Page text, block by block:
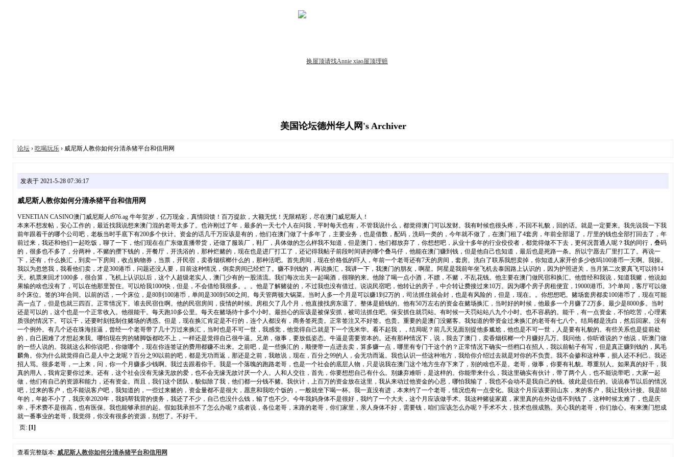
美国论坛德州华人网's Archiver
论坛› 吃喝玩乐› 威尼斯人教你如何分清杀猪平台和信用网
发表于 2021-5-28 07:36:17
威尼斯人教你如何分清杀猪平台和信用网
VENETIAN CASINO澳门威尼斯人t976.ag 牛年贺岁，亿万现金，真情回馈！百万提款，大额无忧！无限精彩，尽在澳门威尼斯人！
本来不想发帖，安心工作的，最近找我说想来澳门混的老哥太多了。也许刚过了年，最多的一天七个人在问我，平时每天也有，不管我说什么，都觉得澳门可以发财。我有时候也很头疼，不回不礼貌，回的话。就是一定要来。我先说我一下我
前年跟着干的哪个公司吧，老板当时手底下有200多个伙计。资金的话几千万应该是有的，他们在澳门做了十多年了，主要业务，也是借数，配码，洗码一类的，今年就不做了，在澳门租了4套房，年前全部退了，厅里的钱也全部打回去了，年
前过来，我还和他们一起吃饭，聊了一下，他们现在在广东做直播带货，还做了服装厂，鞋厂，具体做的怎么样我不知道，但是澳门，他们都放弃了，你想想吧，从业十多年的行业佼佼者，都觉得做不下去，更何况普通人呢？我的同行，叠码
的，很多也不多了，分两种，不赌的攒下钱的，开餐厅，开洗浴的，那种烂赌的，现在也是进厂打工了，还记得我帖子前段时间讲的哪个叠马仔，他能在澳门赚到钱，但是他自己也知道，最后也是死路一条。所以宁愿去厂里打工了。再说一
下，还有，什么换汇，到卖一下房间，收点购物券，当票，开民宿，卖香烟槟榔什么的，那种活吧。首先房间，现在价格低的吓人，年前一个老哥还有7天的房间，套房。洗白了联系我想卖掉，你知道人家开价多少收吗100港币一天啊。我操。
我以为忽悠我，我看他们卖，才是300港币，问题还没人要，目前这种情况，倒卖房间已经烂了。赚不到钱的，再说换汇，我讲一下，我澳门的朋友，啊星。阿星是我前年坐飞机去泰国路上认识的，因为护照进关，当月第二次要真飞可以待14
天。机票来回才1000多，很合算，飞机上认识以后，这个人超级老实人，澳门少有的一股清流。我们每次出关一起喝酒，很聊的来。他除了喝一点小酒，不嫖，不赌，不乱花钱。他主要在澳门做民宿和换汇。他曾经和我说，知道我赌，他说如
果输的啥也没有了，可以在他那里暂住。可以给我1000快，但是，不会借给我很多。。。他是了解赌徒的，不过我也没有借过。说说民宿吧，他转让的房子，中介转让费接过来10万。因为哪个房子房租便宜，19000港币。3个单间，客厅可以做
8个床位。签的3年合同。以前的话，一个床位，是80到100港币，单间是300到500之间。每天管两顿大锅菜。当时人多一个月是可以赚1到2万的，司法抓住就会封，也是有风险的，但是，现在。。你想想吧。赌场套房都卖100港币了，现在可能
高一点了，但是也就三四百。正常情况下。谁去民宿住啊。他的民宿房间，疫情的时候。房租欠了几个月，他直接找房东退了。整体是赔钱的。他有50万左右的资金在赌场换汇，当时好的时候，他最多一个月赚了2万多。最少是8000多。当时
还是可以的，这个也是一个正常收入。他很能干。每天跑10多公里。每天在赌场待十多个小时。最担心的应该是被保安抓，被司法抓住吧。保安抓住就罚站。有时候一天罚站站八九个小时。也不容易的。能干，有一点资金，不怕吃苦，心理素
质强的情况下。可以干，还要时刻抵制住赌场的诱惑。但是，现在换汇肯定是不行的，连个人都没有，商务签死贵。正常签注又不好签。也贵。重要的是澳门没赌客。我知道的带资金过来换汇的老哥有七八个。结局都是洗白，然后回家。没有
一个例外。有几个还在珠海挂逼，曾经一个老哥带了几十万过来换汇，当时也是不可一世，我感觉，他觉得自己就是下一个洗米华。看不起我，，结局呢？前几天见面别提他多尴尬，他也是不可一世，人是要有礼貌的。有些关系也是提前处
的，自己困难了才想起来我。哪怕现在穷的猪脚饭都吃不上，一样还是觉得自己很牛逼。兄弟，做事，要放低姿态。牛逼是需要资本的。还有那种情况下，说，我去了澳门，卖香烟槟榔一个月赚好几万。我问他，你听谁说的？他说，听澳门做
的一些人说的。我就这么和你说吧，你做哪个，现在你连签证的费用都赚不出来。之前吧，是一些换汇的，顺便带一点进去卖，算多赚一点，哪里有专门干这个的？正常情况下确实一些档口在招人，我以前帖子有写，但是真正赚到钱的，凤毛
麟角。你为什么就觉得自己是人中之龙呢？百分之90以前的吧，都是无功而返，那还是之前，我敢说，现在，百分之99的人，会无功而返。我也认识一些这种地方，我给你介绍过去就是对你的不负责。我不会掺和这种事，损人还不利己。我还
招人骂。很多老哥，一上来，问，你一个月赚多少钱啊。我过去跟着你干。我是一个落魄的跑路老哥，也是一个社会的底层人物，只是说我在澳门这个地方生存下来了，别的啥也不是。老哥，做事，你要有礼貌。尊重别人。如果真的好干，我
真的用人，我肯定要你过来。还有，这个社会没有无缘无故的爱，也不会无缘无故讨厌一个人。人和人交往，首先，你要想想自己有什么。别嫌弃难听，是这样的。你能带来什么，我这里确实有伙计，带了两个人，也不能说带吧，大家一起
做，他们有自己的资源和能力，还有资金。而且，我们这个团队，貌似除了我，他们都一分钱不赌。我伙计，上百万的资金放在这里，我从来动过他资金的心思，哪怕我输了，我也不会动不是我自己的钱。彼此是信任的。说说春节以后的情况
吧，过来的客户，也不能说客户吧，我知道的，一些过来赌的，资金量都不是很大，愿意和我吃个饭的，一般就坐下喝一杯。我一直没有进，本来约了一个老哥，情况也有一点变化。我这个月应该要回山东，来的客户，我让我伙计接。我是88
年的，年龄不小了，我庆幸2020年，我妈帮我背的债务，我还了不少，自己也没什么钱，输了也不少。今年我妈身体不是很好，我约了一个大夫，这个月应该做手术。我这种赌徒家庭，家里真的在外边借不到钱了，这种时候太难了，也是庆
幸，手术费不是很高，也有医保。我也能够承担的起。假如我承担不了怎么办呢？或者说，各位老哥，末路的老哥，你们家里，亲人身体不好，需要钱，咱们应该怎么办呢？手术不大，技术也很成熟。关心我的老哥，你们放心。有来澳门想成
就一番事业的老哥，我觉得，你没有很多的资源，别想了。不好干。
页: [1]
查看完整版本: 威尼斯人教你如何分清杀猪平台和信用网